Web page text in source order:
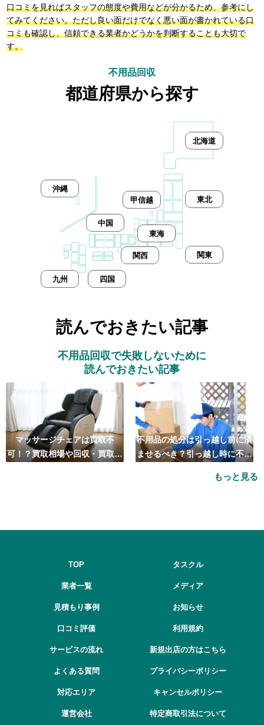
口コミを見ればスタッフの態度や費用などが分かるため、参考にし
てみてください。ただし良い面だけでなく悪い面が書かれている口
コミも確認し、信頼できる業者かどうかを判断することも大切で
す。
不用品回収
都道府県から探す
北海道
東北
甲信越
東海
関東
関西
中国
四国
九州
沖縄
読んでおきたい記事
不用品回収で失敗しないために
読んでおきたい記事
マッサージチェアは買取不
可！？買取相場や回収・買取の
不用品の処分は引っ越し前に済
ませるべき？引っ越し時に不用
もっと見る
TOP
業者一覧
見積もり事例
口コミ評価
サービスの流れ
よくある質問
対応エリア
運営会社
タスクル
メディア
お知らせ
利用規約
新規出店の方はこちら
プライバシーポリシー
キャンセルポリシー
特定商取引法について